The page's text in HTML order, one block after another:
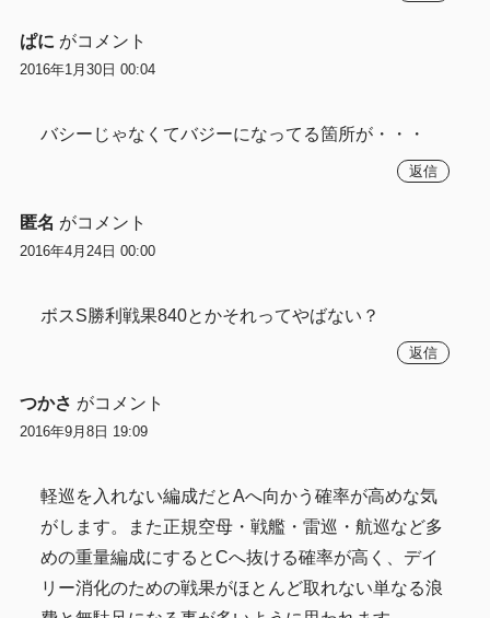
ぱに がコメント
2016年1月30日 00:04
バシーじゃなくてバジーになってる箇所が・・・
返信
匿名 がコメント
2016年4月24日 00:00
ボスS勝利戦果840とかそれってやばない？
返信
つかさ がコメント
2016年9月8日 19:09
軽巡を入れない編成だとAへ向かう確率が高めな気
がします。また正規空母・戦艦・雷巡・航巡など多
めの重量編成にするとCへ抜ける確率が高く、デイ
リー消化のための戦果がほとんど取れない単なる浪